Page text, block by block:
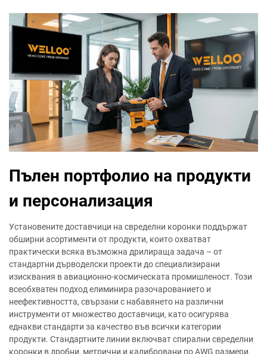
Пълен портфолио на продукти
и персонализация
Установените доставчици на свределни коронки поддържат
обширни асортименти от продукти, които охватват
практически всяка възможна дрилираща задача – от
стандартни дърводелски проекти до специализирани
изисквания в авиационно-космическата промишленост. Този
всеобхватен подход елиминира разочарованието и
неефективността, свързани с набавянето на различни
инструменти от множество доставчици, като осигурява
еднакви стандарти за качество във всички категории
продукти. Стандартните линии включват спирални свределни
коронки в дробни, метрични и калибровани по AWG размери,